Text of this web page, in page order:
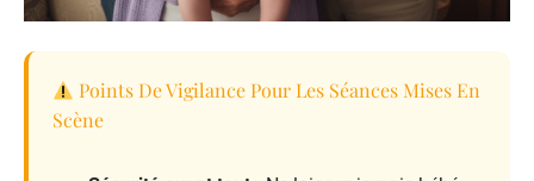
Points De Vigilance Pour Les Séances Mises En
Scène